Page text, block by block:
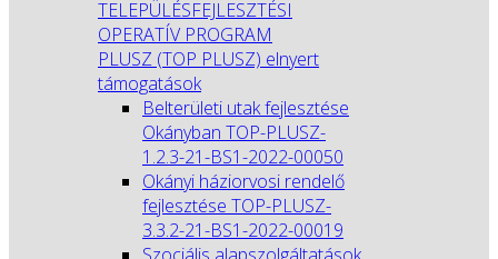
TELEPÜLÉSFEJLESZTÉSI
OPERATÍV PROGRAM
PLUSZ (TOP PLUSZ) elnyert
támogatások
Belterületi utak fejlesztése
Okányban TOP-PLUSZ-
1.2.3-21-BS1-2022-00050
Okányi háziorvosi rendelő
fejlesztése TOP-PLUSZ-
3.3.2-21-BS1-2022-00019